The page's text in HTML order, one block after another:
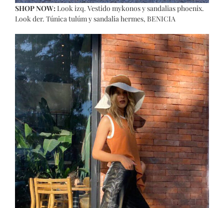
SHOP NOW:Look izq. Vestido mykonosysandalias phoenix.
Look der. Túnica tulúmysandalia hermes, BENICIA